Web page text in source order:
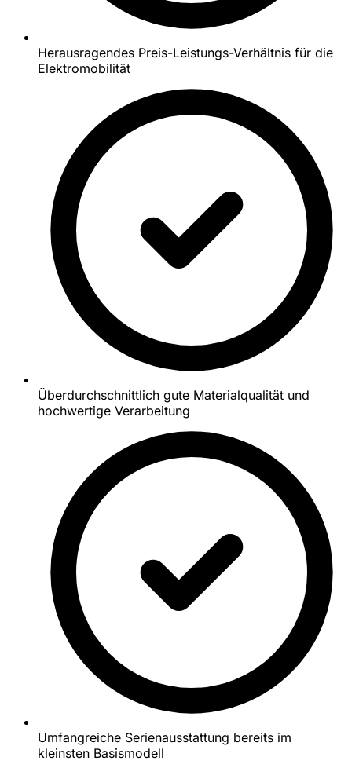
Herausragendes Preis-Leistungs-Verhältnis für die
Elektromobilität
Überdurchschnittlich gute Materialqualität und
hochwertige Verarbeitung
Umfangreiche Serienausstattung bereits im
kleinsten Basismodell